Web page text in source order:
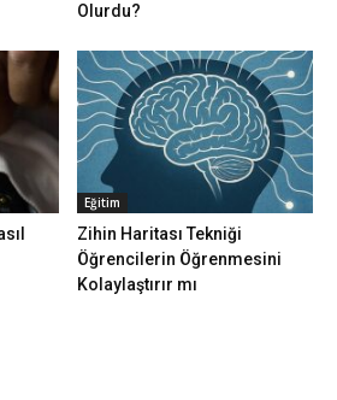
Olurdu?
Eğitim
Zihin Haritası Tekniği
Öğrencilerin Öğrenmesini
Kolaylaştırır mı